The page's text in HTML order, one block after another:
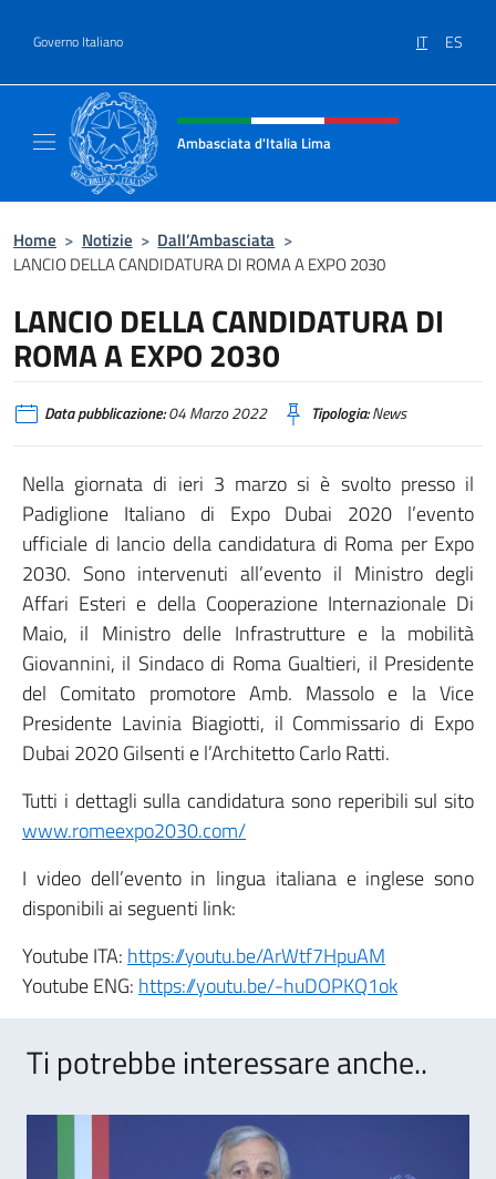
Governo Italiano IT ES
Intestazione sito, social e menù
Ambasciata d'Italia Lima
Home > Notizie > Dall’Ambasciata >
LANCIO DELLA CANDIDATURA DI ROMA A EXPO 2030
LANCIO DELLA CANDIDATURA DI
ROMA A EXPO 2030
Data pubblicazione:04 Marzo 2022 Tipologia:News
Nella giornata di ieri 3 marzo si è svolto presso il
Padiglione Italiano di Expo Dubai 2020 l’evento
ufficiale di lancio della candidatura di Roma per Expo
2030. Sono intervenuti all’evento il Ministro degli
Affari Esteri e della Cooperazione Internazionale Di
Maio, il Ministro delle Infrastrutture e la mobilità
Giovannini, il Sindaco di Roma Gualtieri, il Presidente
del Comitato promotore Amb. Massolo e la Vice
Presidente Lavinia Biagiotti, il Commissario di Expo
Dubai 2020 Gilsenti e l’Architetto Carlo Ratti.
Tutti i dettagli sulla candidatura sono reperibili sul sito
www.romeexpo2030.com/
I video dell’evento in lingua italiana e inglese sono
disponibili ai seguenti link:
Youtube ITA: https://youtu.be/ArWtf7HpuAM
Youtube ENG: https://youtu.be/-huDOPKQ1ok
Ti potrebbe interessare anche..